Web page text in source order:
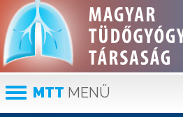
MTT MENÜ